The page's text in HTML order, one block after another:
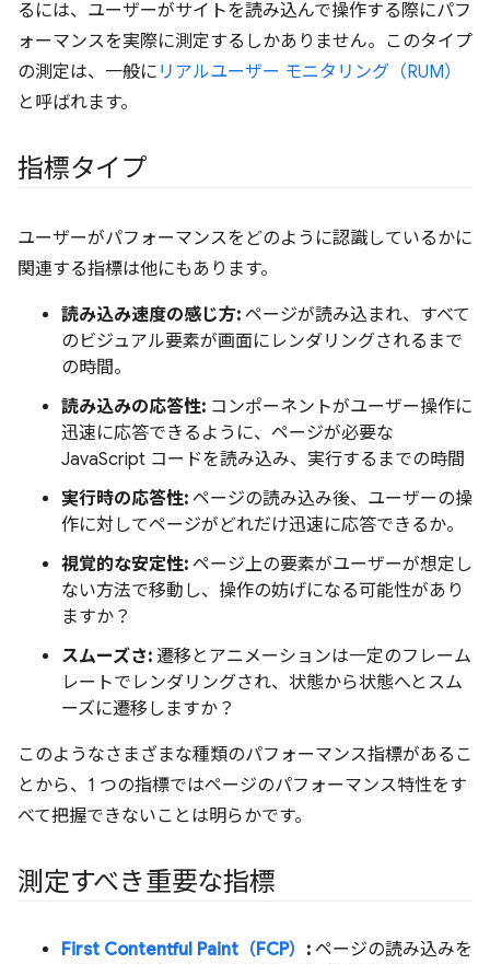
るには、ユーザーがサイトを読み込んで操作する際にパフ
ォーマンスを実際に測定するしかありません。このタイプ
の測定は、一般に リアルユーザー モニタリング（RUM）
と呼ばれます。
指標タイプ
ユーザーがパフォーマンスをどのように認識しているかに
関連する指標は他にもあります。
読み込み速度の感じ方: ページが読み込まれ、すべて
のビジュアル要素が画面にレンダリングされるまで
の時間。
読み込みの応答性: コンポーネントがユーザー操作に
迅速に応答できるように、ページが必要な
JavaScript コードを読み込み、実行するまでの時間
実行時の応答性: ページの読み込み後、ユーザーの操
作に対してページがどれだけ迅速に応答できるか。
視覚的な安定性: ページ上の要素がユーザーが想定し
ない方法で移動し、操作の妨げになる可能性があり
ますか？
スムーズさ: 遷移とアニメーションは一定のフレーム
レートでレンダリングされ、状態から状態へとスム
ーズに遷移しますか？
このようなさまざまな種類のパフォーマンス指標があるこ
とから、1 つの指標ではページのパフォーマンス特性をす
べて把握できないことは明らかです。
測定すべき重要な指標
First Contentful Paint（FCP） : ページの読み込みを